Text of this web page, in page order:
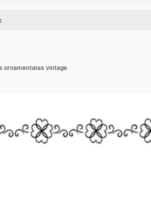
ornamentales vintage